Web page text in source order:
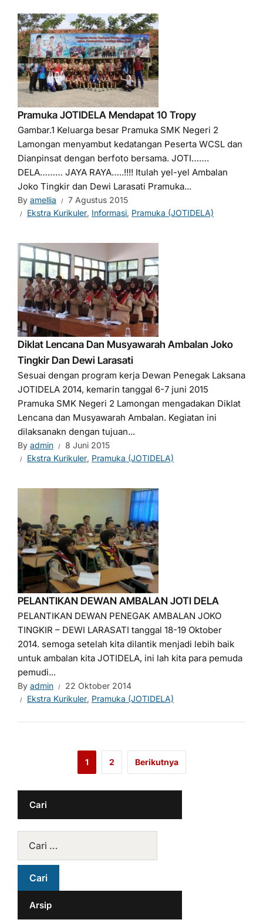
Pramuka JOTIDELA Mendapat 10 Tropy
Gambar.1 Keluarga besar Pramuka SMK Negeri 2
Lamongan menyambut kedatangan Peserta WCSL dan
Dianpinsat dengan berfoto bersama. JOTI…….
DELA……… JAYA RAYA…..!!!! Itulah yel-yel Ambalan
Joko Tingkir dan Dewi Larasati Pramuka...
By amellia
7 Agustus 2015
Ekstra Kurikuler, Informasi, Pramuka (JOTIDELA)
Diklat Lencana Dan Musyawarah Ambalan Joko
Tingkir Dan Dewi Larasati
Sesuai dengan program kerja Dewan Penegak Laksana
JOTIDELA 2014, kemarin tanggal 6-7 juni 2015
Pramuka SMK Negeri 2 Lamongan mengadakan Diklat
Lencana dan Musyawarah Ambalan. Kegiatan ini
dilaksanakn dengan tujuan...
By admin
8 Juni 2015
Ekstra Kurikuler, Pramuka (JOTIDELA)
PELANTIKAN DEWAN AMBALAN JOTI DELA
PELANTIKAN DEWAN PENEGAK AMBALAN JOKO
TINGKIR – DEWI LARASATI tanggal 18-19 Oktober
2014. semoga setelah kita dilantik menjadi lebih baik
untuk ambalan kita JOTIDELA, ini lah kita para pemuda
pemudi...
By admin
22 Oktober 2014
Ekstra Kurikuler, Pramuka (JOTIDELA)
1 2 Berikutnya
Cari
Arsip